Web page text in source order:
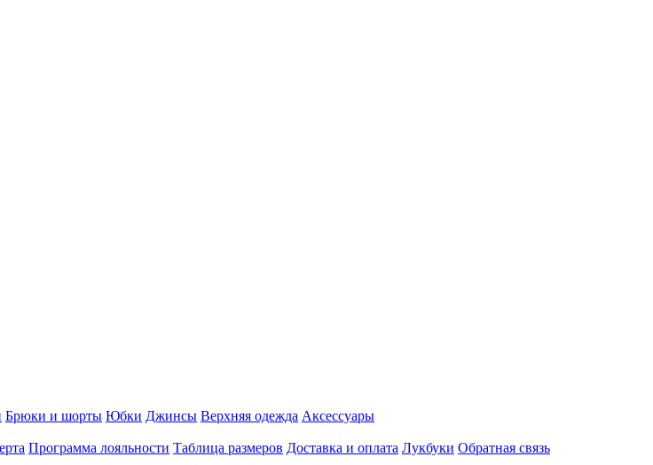
Брюки и шорты Юбки Джинсы Верхняя одежда Аксесcуары
Программа лояльности Таблица размеров Доставка и оплата Лукбуки Обратная связь